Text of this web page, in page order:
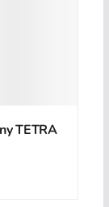
TETRA